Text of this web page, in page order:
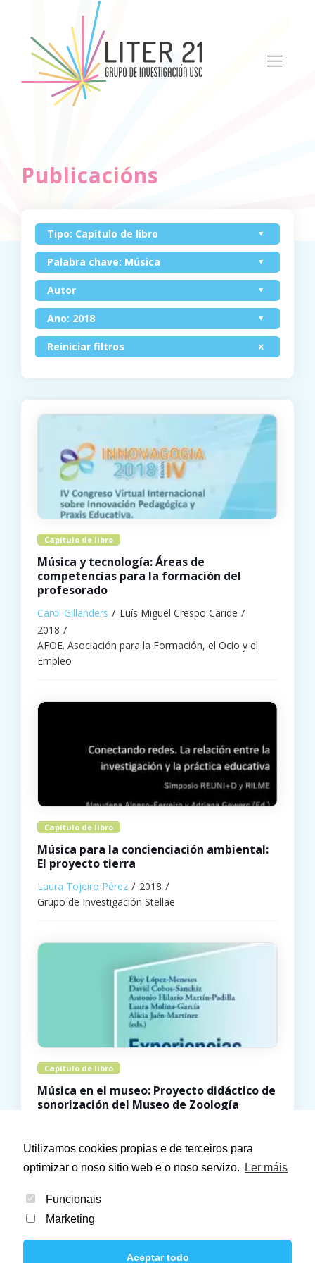
Publicacións
Tipo: Capítulo de libro
Palabra chave: Música
Autor
Ano: 2018
Reiniciar filtros
Capítulo de libro
Música y tecnología: Áreas de
competencias para la formación del
profesorado
Carol Gillanders
Luís Miguel Crespo Caride
2018
AFOE. Asociación para la Formación, el Ocio y el
Empleo
Capítulo de libro
Música para la concienciación ambiental:
El proyecto tierra
Laura Tojeiro Pérez
2018
Grupo de Investigación Stellae
Capítulo de libro
Música en el museo: Proyecto didáctico de
sonorización del Museo de Zoología
Utilizamos cookies propias e de terceiros para
optimizar o noso sitio web e o noso servizo.
Ler máis
Funcionais
Marketing
Aceptar todo